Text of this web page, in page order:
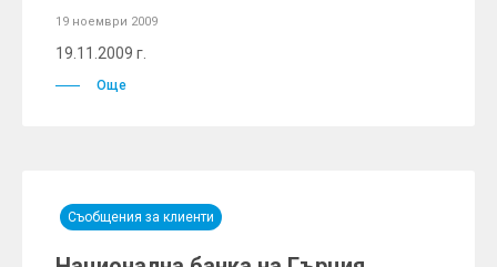
19 ноември 2009
19.11.2009 г.
Още
Съобщения за клиенти